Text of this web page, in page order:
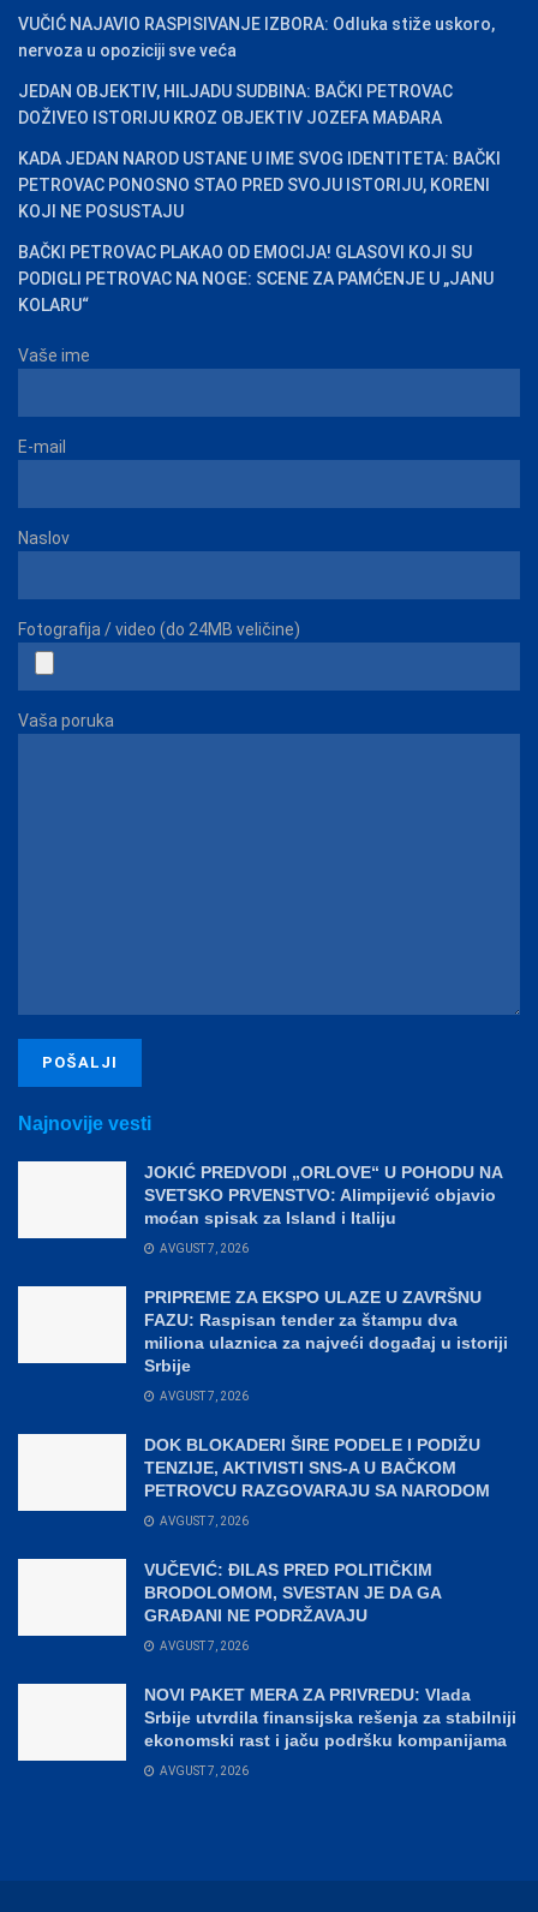
VUČIĆ NAJAVIO RASPISIVANJE IZBORA: Odluka stiže uskoro,
nervoza u opoziciji sve veća
JEDAN OBJEKTIV, HILJADU SUDBINA: BAČKI PETROVAC
DOŽIVEO ISTORIJU KROZ OBJEKTIV JOZEFA MAĐARA
KADA JEDAN NAROD USTANE U IME SVOG IDENTITETA: BAČKI
PETROVAC PONOSNO STAO PRED SVOJU ISTORIJU, KORENI
KOJI NE POSUSTAJU
BAČKI PETROVAC PLAKAO OD EMOCIJA! GLASOVI KOJI SU
PODIGLI PETROVAC NA NOGE: SCENE ZA PAMĆENJE U „JANU
KOLARU“
Vaše ime
E-mail
Naslov
Fotografija / video (do 24MB veličine)
Vaša poruka
Najnovije vesti
JOKIĆ PREDVODI „ORLOVE“ U POHODU NA
SVETSKO PRVENSTVO: Alimpijević objavio
moćan spisak za Island i Italiju
AVGUST 7, 2026
PRIPREME ZA EKSPO ULAZE U ZAVRŠNU
FAZU: Raspisan tender za štampu dva
miliona ulaznica za najveći događaj u istoriji
Srbije
AVGUST 7, 2026
DOK BLOKADERI ŠIRE PODELE I PODIŽU
TENZIJE, AKTIVISTI SNS-A U BAČKOM
PETROVCU RAZGOVARAJU SA NARODOM
AVGUST 7, 2026
VUČEVIĆ: ĐILAS PRED POLITIČKIM
BRODOLOMOM, SVESTAN JE DA GA
GRAĐANI NE PODRŽAVAJU
AVGUST 7, 2026
NOVI PAKET MERA ZA PRIVREDU: Vlada
Srbije utvrdila finansijska rešenja za stabilniji
ekonomski rast i jaču podršku kompanijama
AVGUST 7, 2026